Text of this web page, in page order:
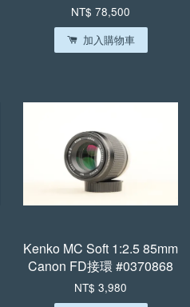
NT$ 78,500
加入購物車
Kenko MC Soft 1:2.5 85mm
Canon FD接環 #0370868
NT$ 3,980